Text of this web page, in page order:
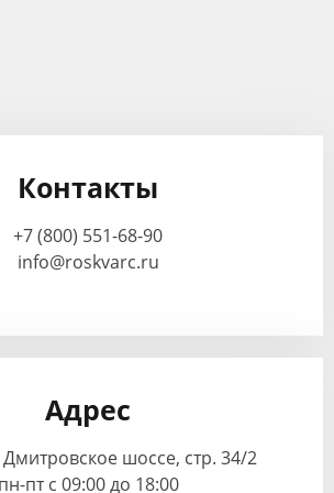
Контакты
+7 (800) 551-68-90
info@roskvarc.ru
Адрес
шоссе, стр. 34/2
пн-пт с 09:00 до 18:00